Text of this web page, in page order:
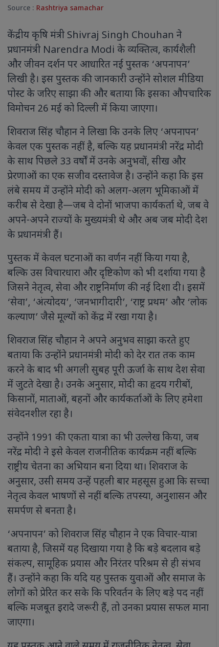
Source : Rashtriya samachar
केंद्रीय कृषि मंत्री Shivraj Singh Chouhan ने
प्रधानमंत्री Narendra Modi के व्यक्तित्व, कार्यशैली
और जीवन दर्शन पर आधारित नई पुस्तक ‘अपनापन’
लिखी है। इस पुस्तक की जानकारी उन्होंने सोशल मीडिया
पोस्ट के जरिए साझा की और बताया कि इसका औपचारिक
विमोचन 26 मई को दिल्ली में किया जाएगा।
शिवराज सिंह चौहान ने लिखा कि उनके लिए ‘अपनापन’
केवल एक पुस्तक नहीं है, बल्कि यह प्रधानमंत्री नरेंद्र मोदी
के साथ पिछले 33 वर्षों में उनके अनुभवों, सीख और
प्रेरणाओं का एक सजीव दस्तावेज है। उन्होंने कहा कि इस
लंबे समय में उन्होंने मोदी को अलग-अलग भूमिकाओं में
करीब से देखा है—जब वे दोनों भाजपा कार्यकर्ता थे, जब वे
अपने-अपने राज्यों के मुख्यमंत्री थे और अब जब मोदी देश
के प्रधानमंत्री हैं।
पुस्तक में केवल घटनाओं का वर्णन नहीं किया गया है,
बल्कि उस विचारधारा और दृष्टिकोण को भी दर्शाया गया है
जिसने नेतृत्व, सेवा और राष्ट्रनिर्माण की नई दिशा दी। इसमें
‘सेवा’, ‘अंत्योदय’, ‘जनभागीदारी’, ‘राष्ट्र प्रथम’ और ‘लोक
कल्याण’ जैसे मूल्यों को केंद्र में रखा गया है।
शिवराज सिंह चौहान ने अपने अनुभव साझा करते हुए
बताया कि उन्होंने प्रधानमंत्री मोदी को देर रात तक काम
करने के बाद भी अगली सुबह पूरी ऊर्जा के साथ देश सेवा
में जुटते देखा है। उनके अनुसार, मोदी का हृदय गरीबों,
किसानों, माताओं, बहनों और कार्यकर्ताओं के लिए हमेशा
संवेदनशील रहा है।
उन्होंने 1991 की एकता यात्रा का भी उल्लेख किया, जब
नरेंद्र मोदी ने इसे केवल राजनीतिक कार्यक्रम नहीं बल्कि
राष्ट्रीय चेतना का अभियान बना दिया था। शिवराज के
अनुसार, उसी समय उन्हें पहली बार महसूस हुआ कि सच्चा
नेतृत्व केवल भाषणों से नहीं बल्कि तपस्या, अनुशासन और
समर्पण से बनता है।
‘अपनापन’ को शिवराज सिंह चौहान ने एक विचार-यात्रा
बताया है, जिसमें यह दिखाया गया है कि बड़े बदलाव बड़े
संकल्प, सामूहिक प्रयास और निरंतर परिश्रम से ही संभव
हैं। उन्होंने कहा कि यदि यह पुस्तक युवाओं और समाज के
लोगों को प्रेरित कर सके कि परिवर्तन के लिए बड़े पद नहीं
बल्कि मजबूत इरादे जरूरी हैं, तो उनका प्रयास सफल माना
जाएगा।